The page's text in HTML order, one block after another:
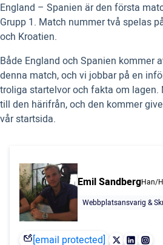
England – Spanien är den första
Grupp 1. Match nummer två spelas
och Kroatien.
Både England och Spanien kommer
denna match, och vi jobbar på en
troliga startelvor och fakta om lagen.
till den härifrån, och den kommer
vår startsida.
Emil SandbergHan/
Webbplatsansvarig &
[email protected]